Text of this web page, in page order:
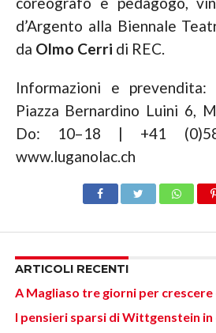
d’Argento alla Biennale
da Olmo Cerri di REC.
Informazioni e
Piazza Bernardino Luini 6,
Do: 10–18 | +41
www.luganolac.ch
ARTICOLI RECENTI
A Magliaso tre giorni per
I pensieri sparsi di Wittgenstein in